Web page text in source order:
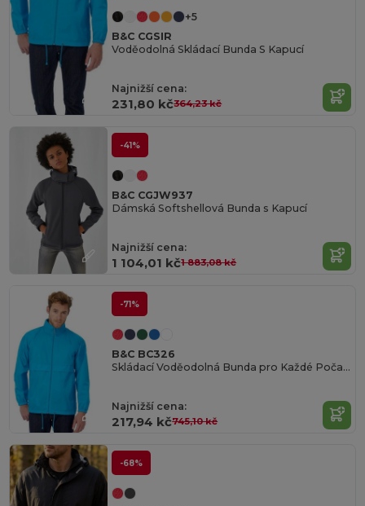
+5
B&C CGSIR
Voděodolná Skládací Bunda S Kapucí
Najnižší cena:
231,80 kč364,23 kč
-41%
B&C CGJW937
Dámská Softshellová Bunda s Kapucí
Najnižší cena:
1 104,01 kč1 883,08 kč
-71%
B&C BC326
Skládací Voděodolná Bunda pro Každé Počasí
Najnižší cena:
217,94 kč745,10 kč
-68%